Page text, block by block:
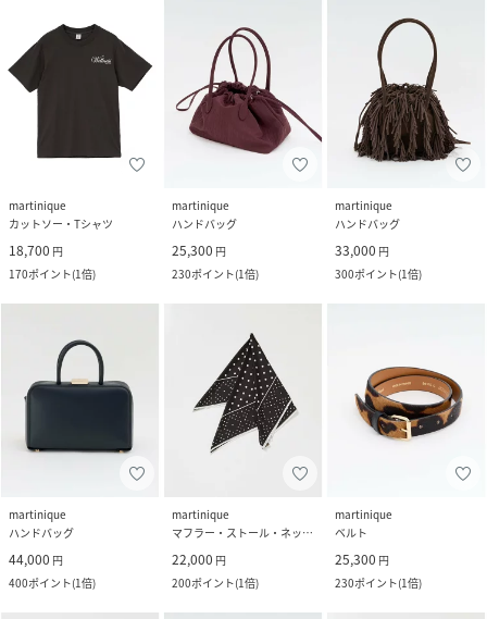
martinique
カットソー・Tシャツ
18,700 円
170ポイント(1倍)
martinique
ハンドバッグ
25,300 円
230ポイント(1倍)
martinique
ハンドバッグ
33,000 円
300ポイント(1倍)
martinique
ハンドバッグ
44,000 円
400ポイント(1倍)
martinique
マフラー・ストール・ネックウォーマー
22,000 円
200ポイント(1倍)
martinique
ベルト
25,300 円
230ポイント(1倍)